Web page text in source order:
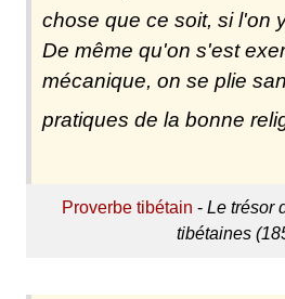
chose que ce soit, si l'on
De même qu'on s'est
mécanique, on se plie
pratiques de la bonne
Proverbe tibétain -Le trésor
tibétaines